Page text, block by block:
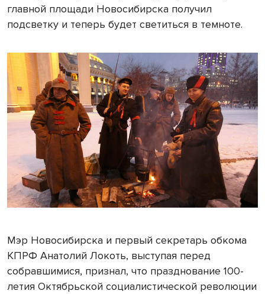
главной площади Новосибирска получил
подсветку и теперь будет светиться в темноте.
Мэр Новосибирска и первый секретарь обкома
КПРФ Анатолий Локоть, выступая перед
собравшимися, признал, что празднование 100-
летия Октябрьской социалистической революции